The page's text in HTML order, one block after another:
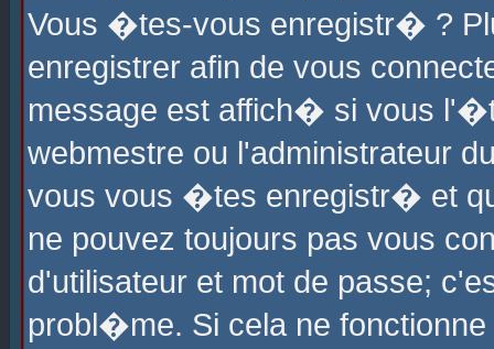
Vous �tes-vous enregistr� ?
enregistrer afin de vous
message est affich� si vous
webmestre ou l'administrateur
vous vous �tes enregistr� et
ne pouvez toujours pas vous
d'utilisateur et mot de passe;
probl�me. Si cela ne